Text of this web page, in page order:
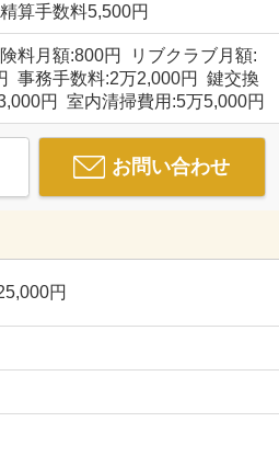
算手数料5,500円
料月額:800円 リブクラブ月額:
事務手数料:2万2,000円 鍵交換
円 室内清掃費用:5万5,000円
お問い合わせ
円